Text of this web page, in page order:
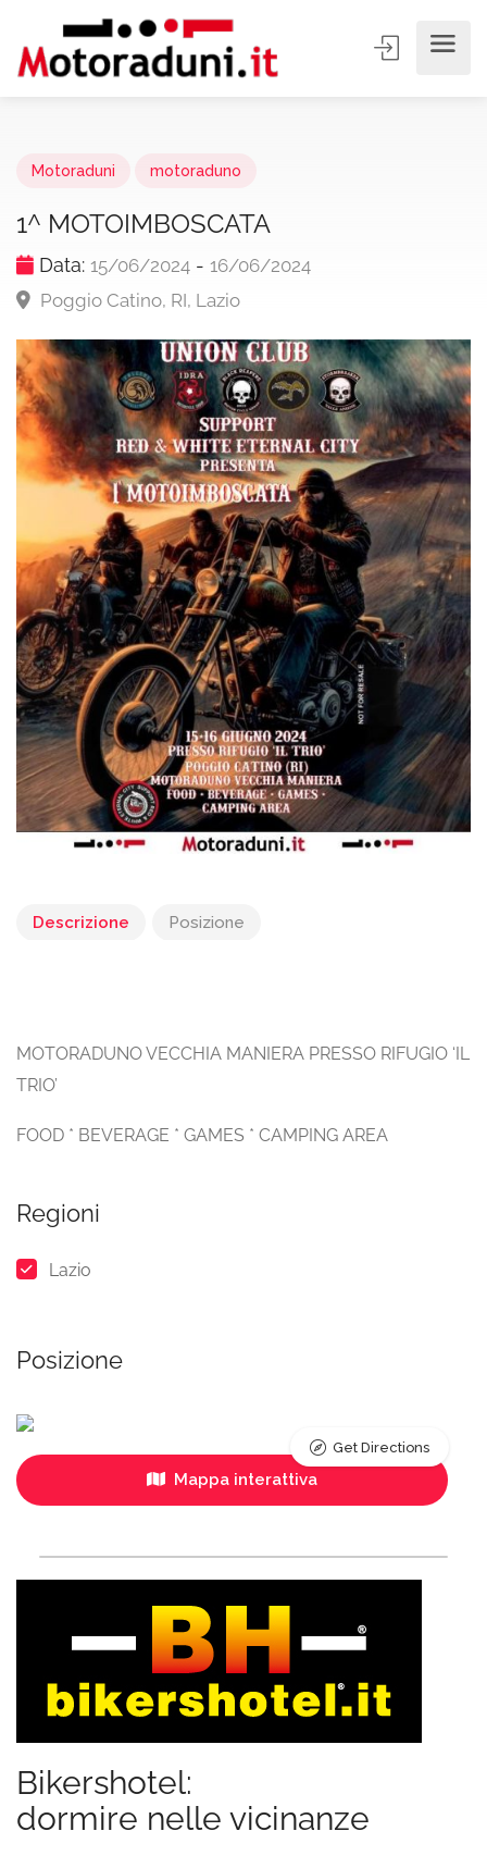
Motoraduni motoraduno
1^ MOTOIMBOSCATA
Data: 15/06/2024 - 16/06/2024
Poggio Catino, RI, Lazio
Descrizione Posizione
MOTORADUNO VECCHIA MANIERA PRESSO RIFUGIO ‘IL
TRIO’
FOOD * BEVERAGE * GAMES * CAMPING AREA
Regioni
Lazio
Posizione
Mappa interattiva
Get Directions
Bikershotel:
dormire nelle vicinanze